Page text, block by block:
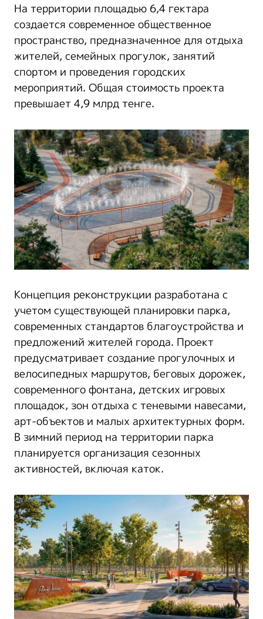
На территории площадью 6,4 гектара
создается современное общественное
пространство, предназначенное для отдыха
жителей, семейных прогулок, занятий
спортом и проведения городских
мероприятий. Общая стоимость проекта
превышает 4,9 млрд тенге.
Концепция реконструкции разработана с
учетом существующей планировки парка,
современных стандартов благоустройства и
предложений жителей города. Проект
предусматривает создание прогулочных и
велосипедных маршрутов, беговых дорожек,
современного фонтана, детских игровых
площадок, зон отдыха с теневыми навесами,
арт-объектов и малых архитектурных форм.
В зимний период на территории парка
планируется организация сезонных
активностей, включая каток.